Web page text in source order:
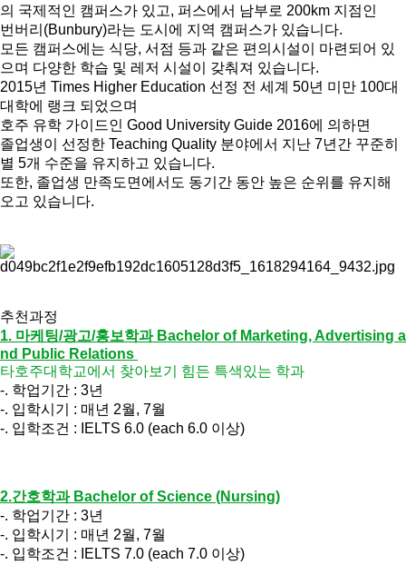
의 국제적인 캠퍼스가 있고, 퍼스에서 남부로 200km 지점인
번버리(Bunbury)라는 도시에 지역 캠퍼스가 있습니다.
모든 캠퍼스에는 식당, 서점 등과 같은 편의시설이 마련되어 있
으며 다양한 학습 및 레저 시설이 갖춰져 있습니다.
2015년 Times Higher Education 선정 전 세계 50년 미만 100대
대학에 랭크 되었으며
호주 유학 가이드인 Good University Guide 2016에 의하면
졸업생이 선정한 Teaching Quality 분야에서 지난 7년간 꾸준히
별 5개 수준을 유지하고 있습니다.
또한, 졸업생 만족도면에서도 동기간 동안 높은 순위를 유지해
오고 있습니다.
추천과정
1. 마케팅/광고/홍보학과 Bachelor of Marketing, Advertising a
nd Public Relations
타호주대학교에서 찾아보기 힘든 특색있는 학과
-. 학업기간 : 3년
-. 입학시기 : 매년 2월, 7월
-. 입학조건 : IELTS 6.0 (each 6.0 이상)
2.간호학과 Bachelor of Science (Nursing)
-. 학업기간 : 3년
-. 입학시기 : 매년 2월, 7월
-. 입학조건 : IELTS 7.0 (each 7.0 이상)